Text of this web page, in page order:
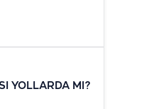
YOLLARDA MI?